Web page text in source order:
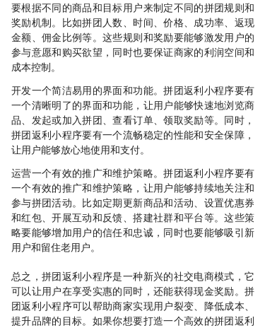
要根据不同的商品和目标用户来制定不同的拼团规则和
奖励机制。比如拼团人数、时间、价格、成功率、返现
金额、佣金比例等。这些规则和奖励要能够激发用户的
参与意愿和购买欲望，同时也要保证商家的利润空间和
成本控制。
开发一个简洁易用的界面和功能。拼团返利小程序要有
一个清晰明了的界面和功能，让用户能够快速地浏览商
品、发起或加入拼团、查看订单、领取奖励等。同时，
拼团返利小程序要有一个流畅稳定的性能和安全保障，
让用户能够放心地使用和支付。
运营一个有效的推广和维护策略。拼团返利小程序要有
一个有效的推广和维护策略，让用户能够持续地关注和
参与拼团活动。比如定期更新商品和活动、设置优惠券
和红包、开展互动和反馈、搭建社群和平台等。这些策
略要能够增加用户的信任和忠诚，同时也要能够吸引新
用户和留住老用户。
总之，拼团返利小程序是一种新兴的社交电商模式，它
可以让用户在享受实惠的同时，还能获得现金奖励。拼
团返利小程序可以帮助商家实现用户裂变、降低成本、
提升品牌的目标。如果你想要打造一个高效的拼团返利